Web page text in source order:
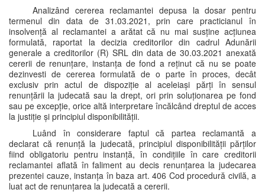
Analizând cererea reclamantei depusa la dosar pentru
termenul din data de 31.03.2021, prin care practicianul în
insolvență al reclamantei a arătat că nu mai susține acțiunea
formulată, raportat la decizia creditorilor din cadrul Adunării
generale a creditorilor (R) SRL din data de 30.03.2021 anexată
cererii de renunțare, instanța de fond a reținut că nu se poate
dezinvesti de cererea formulată de o parte în proces, decât
exclusiv prin actul de dispoziție al aceleiași părți în sensul
renunțării la judecată sau la drept, ori prin soluționarea pe fond
sau pe excepție, orice altă interpretare încălcând dreptul de acces
la justiție și principiul disponibilității.
Luând în considerare faptul că partea reclamantă a
declarat că renunță la judecată, principiul disponibilității părților
fiind obligatoriu pentru instanță, în condițiile în care creditorii
reclamantei aflată în faliment au decis renunțarea la judecarea
prezentei cauze, instanța în baza art. 406 Cod procedură civilă, a
luat act de renunțarea la judecată a cererii.